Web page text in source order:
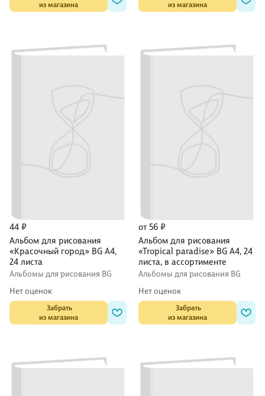
из магазина из магазина
44 ₽
Альбом для рисования
«Красочный город» BG А4,
24 листа
Альбомы для рисования BG
Нет оценок
Забрать
из магазина
от 56 ₽
Альбом для рисования
«Tropical paradise» BG А4, 24
листа, в ассортименте
Альбомы для рисования BG
Нет оценок
Забрать
из магазина